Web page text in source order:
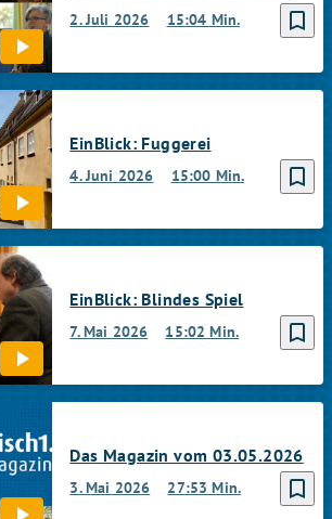
bookmark_border
2. Juli 2026 15:04 Min.
bookmark_border
4. Juni 2026 15:00 Min.
EinBlick: Fuggerei
bookmark_border
7. Mai 2026 15:02 Min.
EinBlick: Blindes Spiel
bookmark_border
3. Mai 2026 27:53 Min.
Das Magazin vom 03.05.2026